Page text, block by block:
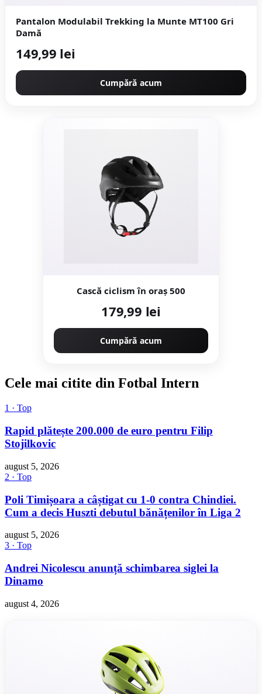
Pantalon Modulabil Trekking la Munte MT100 Gri
Damă
149,99 lei
Cumpără acum
Cască ciclism în oraș 500
179,99 lei
Cumpără acum
Cele mai citite din Fotbal Intern
1 · Top
Rapid plătește 200.000 de euro pentru Filip
Stojilkovic
august 5, 2026
2 · Top
Poli Timișoara a câștigat cu 1-0 contra Chindiei.
Cum a decis Huszti debutul bănățenilor în Liga 2
august 5, 2026
3 · Top
Andrei Nicolescu anunță schimbarea siglei la
Dinamo
august 4, 2026